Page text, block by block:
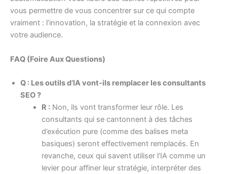
vous permettre de vous concentrer sur ce qui compte
vraiment : l’innovation, la stratégie et la connexion avec
votre audience.
FAQ (Foire Aux Questions)
Q : Les outils d’IA vont-ils remplacer les consultants
SEO ?
R :Non, ils vont transformer leur rôle. Les
consultants qui se cantonnent à des tâches
d’exécution pure (comme des balises meta
basiques) seront effectivement remplacés. En
revanche, ceux qui savent utiliser l’IA comme un
levier pour affiner leur stratégie, interpréter des